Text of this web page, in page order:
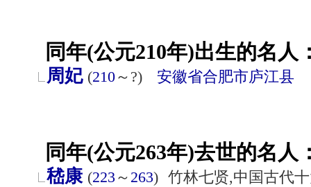
同年(公元210年)出生的名人
周妃 (210～?) 安徽省合肥市庐江县
同年(公元263年)去世的名人
嵇康 (223 ～ 263) 竹林七贤,中国古代